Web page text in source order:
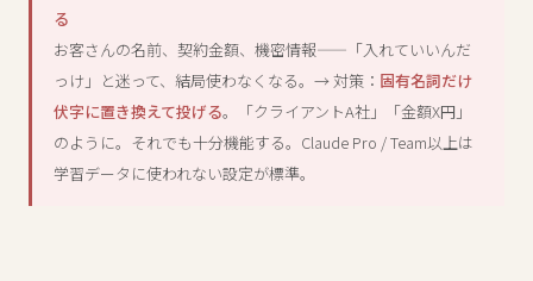
る
お客さんの名前、契約金額、機密情報——「入れていいんだ
っけ」と迷って、結局使わなくなる。→ 対策： 固有名詞だけ
伏字に置き換えて投げる。「クライアントA社」「金額X円」
のように。それでも十分機能する。Claude Pro / Team以上は
学習データに使われない設定が標準。